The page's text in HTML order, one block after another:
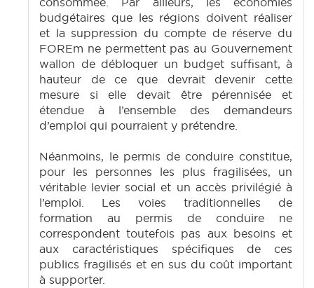
budgétaires que les régions doivent réaliser
et la suppression du compte de réserve du
FOREm ne permettent pas au Gouvernement
wallon de débloquer un budget suffisant, à
hauteur de ce que devrait devenir cette
mesure si elle devait être pérennisée et
étendue à l’ensemble des demandeurs
d’emploi qui pourraient y prétendre.
Néanmoins, le permis de conduire constitue,
pour les personnes les plus fragilisées, un
véritable levier social et un accès privilégié à
l’emploi. Les voies traditionnelles de
formation au permis de conduire ne
correspondent toutefois pas aux besoins et
aux caractéristiques spécifiques de ces
publics fragilisés et en sus du coût important
à supporter.